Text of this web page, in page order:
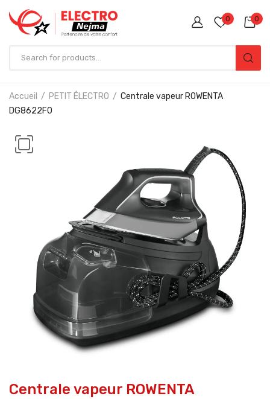
0 0
Accueil PETIT ÉLECTRO
Centrale vapeur ROWENTA
DG8622F0
Centrale vapeur ROWENTA